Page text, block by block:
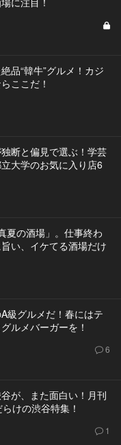
品“韓牛”グルメ！カジ
ここだ！
断と偏見で選ぶ！学芸
大学のお気に入り店6
夏の酒場」。仕事終わ
い、イケてる酒場だけ
級グルメだ！春にはテ
ルメバーガーを！
6
が、また面白い！月刊
けの渋谷特集！
1